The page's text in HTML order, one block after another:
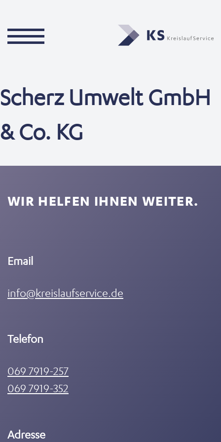
Scherz Umwelt GmbH
& Co. KG
WIR HELFEN IHNEN WEITER.
Email
info@kreislaufservice.de
Telefon
069 7919-257
069 7919-352
Adresse